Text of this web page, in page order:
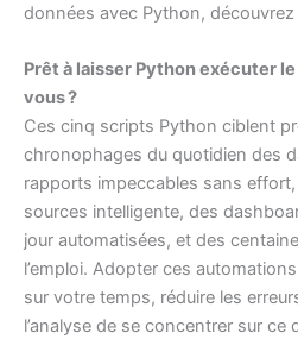
données avec Python, découvrez
Prêt à laisser Python exécuter
vous ?
Ces cinq scripts Python ciblent
chronophages du quotidien des
rapports impeccables sans
sources intelligente, des
jour automatisées, et des
l’emploi. Adopter ces
sur votre temps, réduire les
l’analyse de se concentrer sur ce